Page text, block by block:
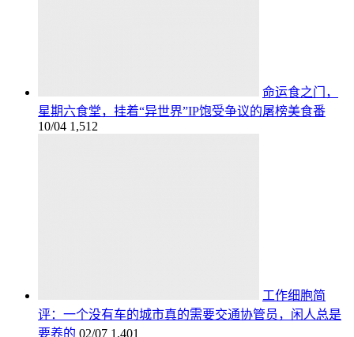
命运食之门，
星期六食堂，挂着“异世界”IP饱受争议的屠榜美食番
10/04 1,512
工作细胞简
评：一个没有车的城市真的需要交通协管员，闲人总是
要养的 02/07 1,401